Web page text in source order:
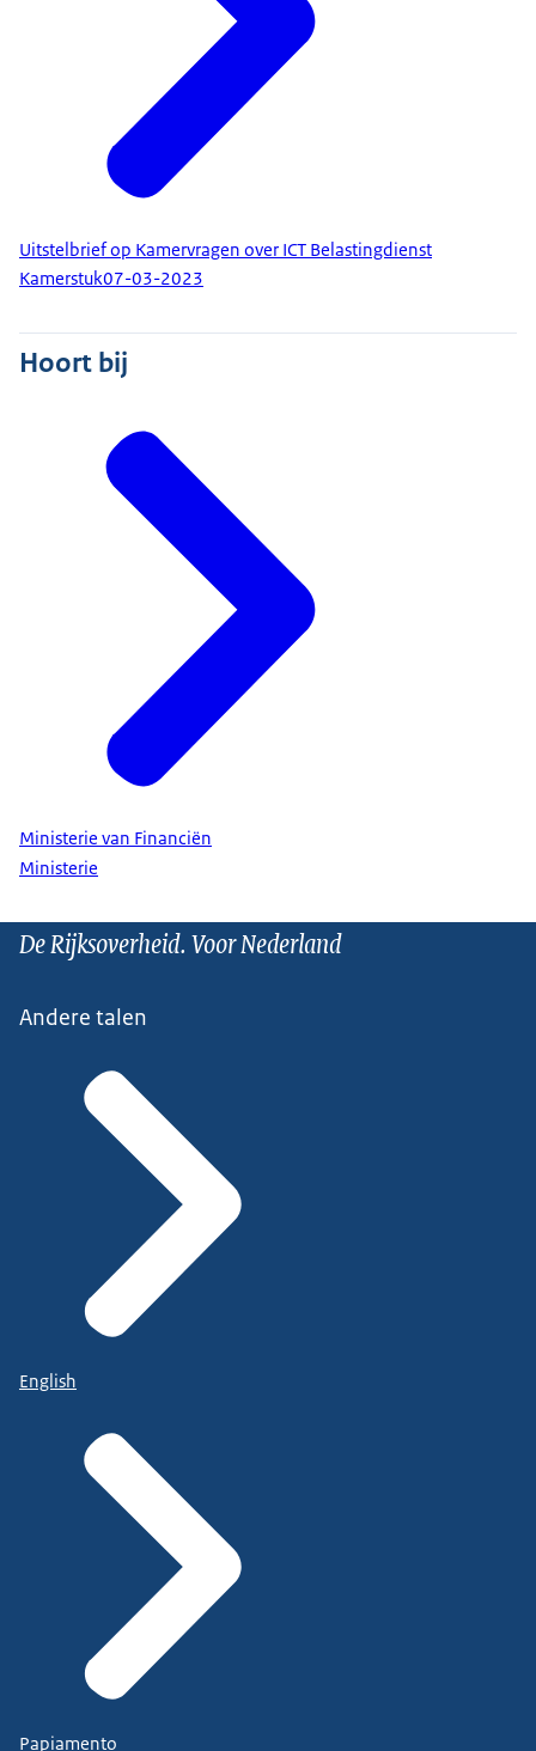
Uitstelbrief op Kamervragen over ICT Belastingdienst
Kamerstuk07-03-2023
Hoort bij
Ministerie van Financiën
Ministerie
De Rijksoverheid. Voor Nederland
Andere talen
English
Papiamento